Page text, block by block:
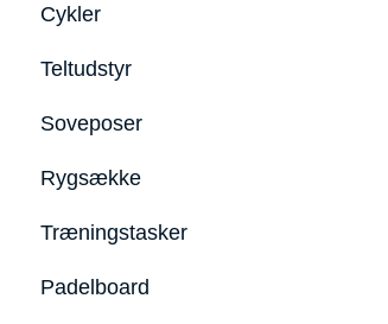
Cykler
Teltudstyr
Soveposer
Rygsække
Træningstasker
Padelboard